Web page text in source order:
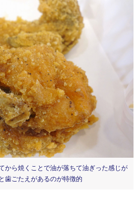
から焼くことで油が落ちて油ぎった感じが
歯ごたえがあるのが特徴的